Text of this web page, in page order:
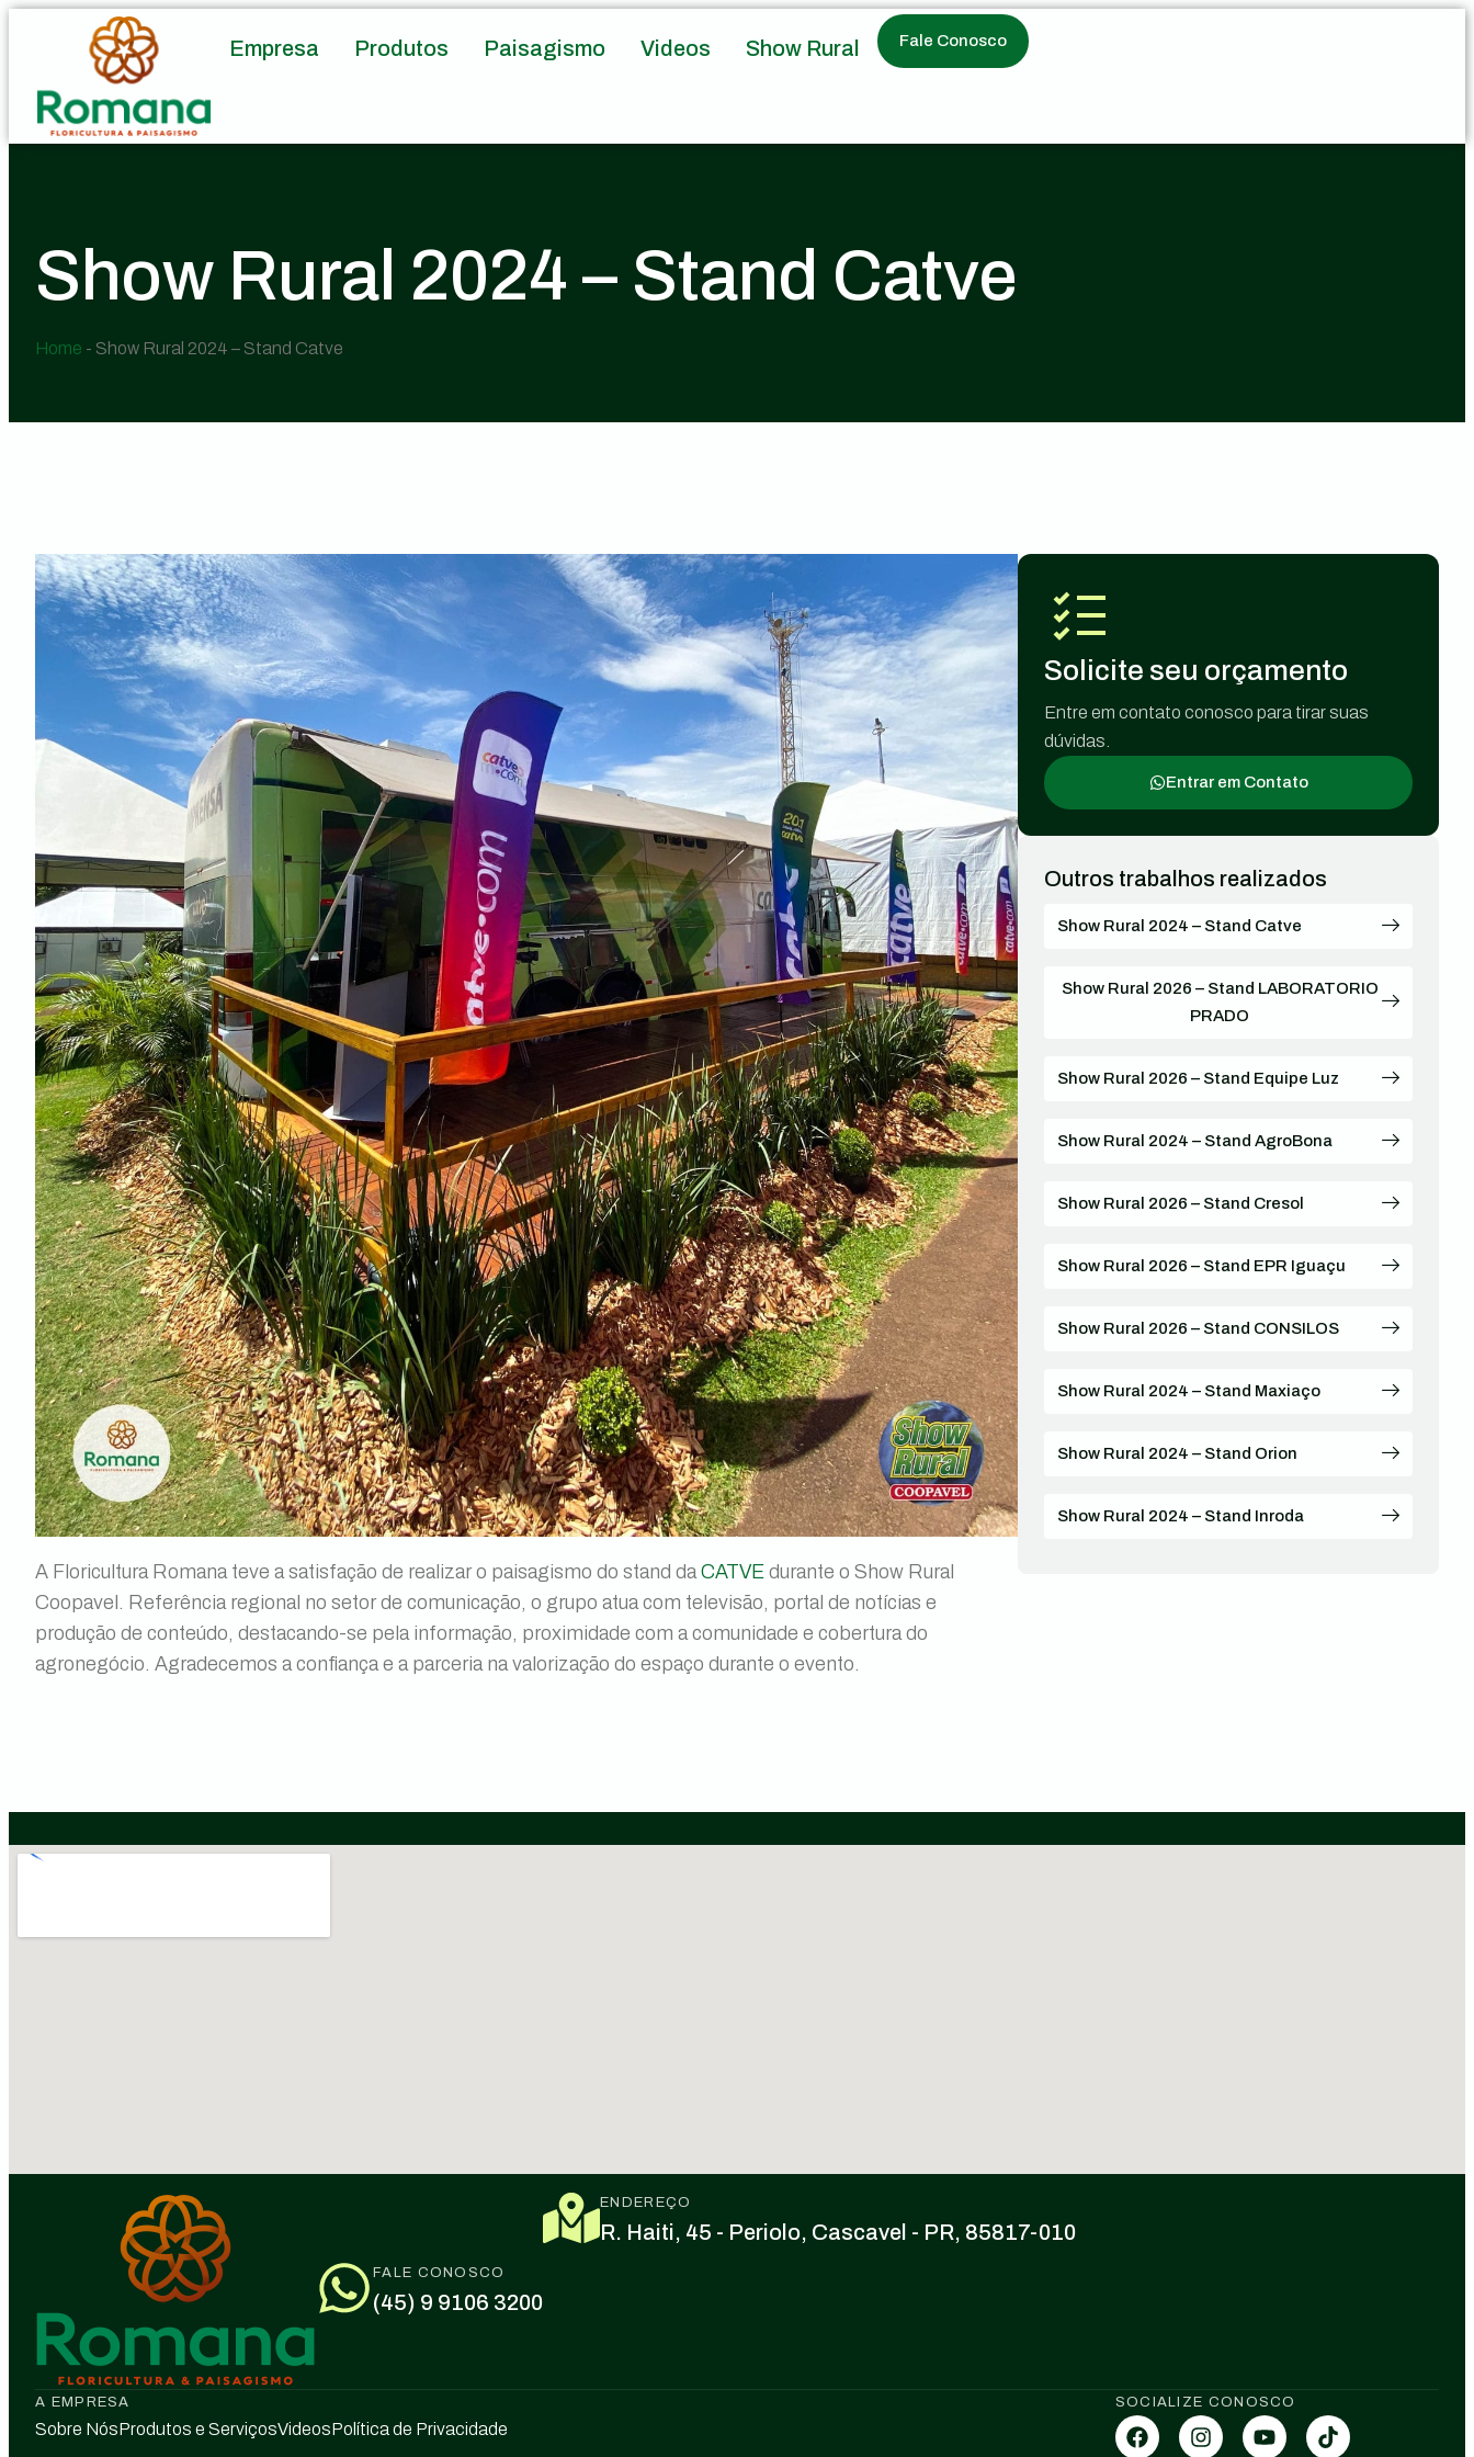
Empresa Produtos Paisagismo Videos Show Rural Fale Conosco
Show Rural 2024 – Stand Catve
Home - Show Rural 2024 – Stand Catve
A Floricultura Romana teve a satisfação de realizar o paisagismo do stand da CATVE durante o Show Rural
Coopavel. Referência regional no setor de comunicação, o grupo atua com televisão, portal de notícias e
produção de conteúdo, destacando-se pela informação, proximidade com a comunidade e cobertura do
agronegócio. Agradecemos a confiança e a parceria na valorização do espaço durante o evento.
Solicite seu orçamento
Entre em contato conosco para tirar suas
dúvidas.
Entrar em Contato
Outros trabalhos realizados
Show Rural 2024 – Stand Catve
Show Rural 2026 – Stand LABORATORIO
PRADO
Show Rural 2026 – Stand Equipe Luz
Show Rural 2024 – Stand AgroBona
Show Rural 2026 – Stand Cresol
Show Rural 2026 – Stand EPR Iguaçu
Show Rural 2026 – Stand CONSILOS
Show Rural 2024 – Stand Maxiaço
Show Rural 2024 – Stand Orion
Show Rural 2024 – Stand Inroda
FALE CONOSCO
(45) 9 9106 3200
ENDEREÇO
R. Haiti, 45 - Periolo, Cascavel - PR, 85817-010
A EMPRESA
Sobre NósProdutos e ServiçosVideosPolítica de Privacidade
SOCIALIZE CONOSCO